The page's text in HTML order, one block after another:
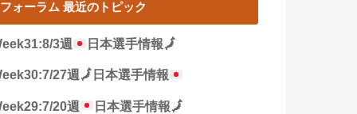
フォーラム 最近のトピック
3週 日本選手情報🗾
27週🗾 日本選手情報
20週 日本選手情報🗾